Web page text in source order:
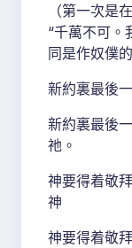
（第一次是
“千萬不可
同是作奴僕
新約裏最後
新約裏最後
祂。
神要得着敬
神
神要得着敬